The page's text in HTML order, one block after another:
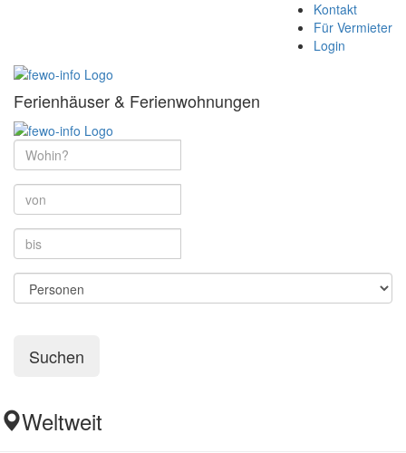
Kontakt
Für Vermieter
Login
Ferienhäuser & Ferienwohnungen
Suchen
Weltweit